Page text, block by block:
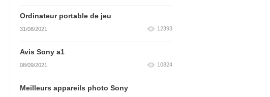
Ordinateur portable de jeu
31/08/2021 12393
Avis Sony a1
08/09/2021 10824
Meilleurs appareils photo Sony